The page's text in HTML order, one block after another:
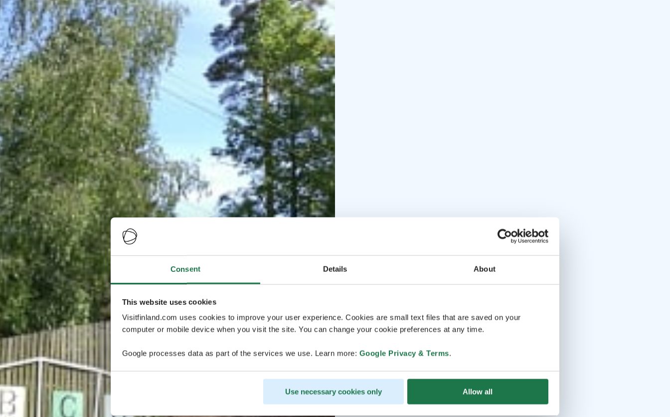
Consent Details About
This website uses cookies
Visitfinland.com uses cookies to improve your user experience. Cookies are small text files that are saved on your
computer or mobile device when you visit the site. You can change your cookie preferences at any time.
Google processes data as part of the services we use. Learn more: Google Privacy & Terms.
Use necessary cookies only Allow all